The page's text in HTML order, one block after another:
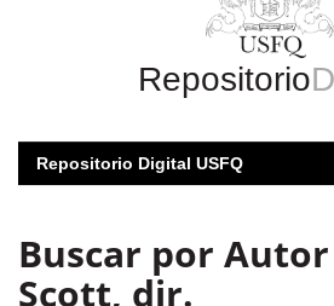
Repositorio
Repositorio Digital USFQ
Buscar por
Scott, dir.